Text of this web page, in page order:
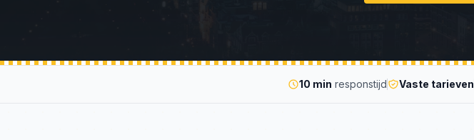
10 min responstijd Vaste tarieven